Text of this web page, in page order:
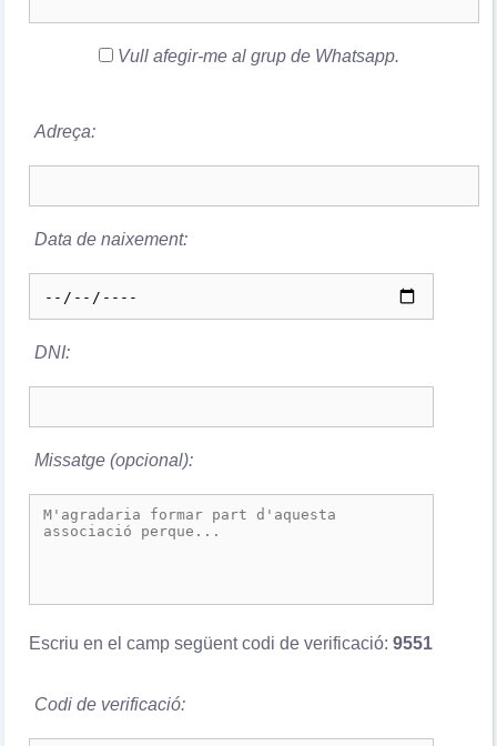
Vull afegir-me al grup de Whatsapp.
Adreça:
Data de naixement:
DNI:
Missatge (opcional):
Escriu en el camp següent codi de verificació: 9551
Codi de verificació: